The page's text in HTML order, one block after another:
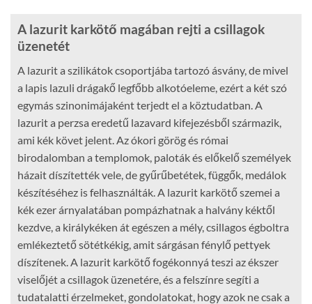
A lazurit karkötő magában rejti a csillagok
üzenetét
A lazurit a szilikátok csoportjába tartozó ásvány, de mivel
a lapis lazuli drágakő legfőbb alkotóeleme, ezért a két szó
egymás szinonimájaként terjedt el a köztudatban. A
lazurit a perzsa eredetű lazavard kifejezésből származik,
ami kék követ jelent. Az ókori görög és római
birodalomban a templomok, paloták és előkelő személyek
házait díszítették vele, de gyűrűbetétek, függők, medálok
készítéséhez is felhasználták. A lazurit karkötő szemei a
kék ezer árnyalatában pompázhatnak a halvány kéktől
kezdve, a királykéken át egészen a mély, csillagos égboltra
emlékeztető sötétkékig, amit sárgásan fénylő pettyek
díszítenek. A lazurit karkötő fogékonnyá teszi az ékszer
viselőjét a csillagok üzenetére, és a felszínre segíti a
tudatalatti érzelmeket, gondolatokat, hogy azok ne csak a